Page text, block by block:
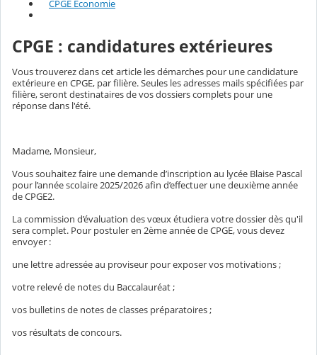
CPGE Économie
CPGE : candidatures extérieures
Vous trouverez dans cet article les démarches pour une candidature
extérieure en CPGE, par filière. Seules les adresses mails spécifiées par
filière, seront destinataires de vos dossiers complets pour une
réponse dans l'été.
Madame, Monsieur,
Vous souhaitez faire une demande d’inscription au lycée Blaise Pascal
pour l’année scolaire 2025/2026 afin d’effectuer une deuxième année
de CPGE2.
La commission d’évaluation des vœux étudiera votre dossier dès qu'il
sera complet. Pour postuler en 2ème année de CPGE, vous devez
envoyer :
une lettre adressée au proviseur pour exposer vos motivations ;
votre relevé de notes du Baccalauréat ;
vos bulletins de notes de classes préparatoires ;
vos résultats de concours.